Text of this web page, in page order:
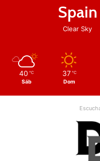
Spain
Clear Sky
40 ℃
Sáb
37 ℃
Dom